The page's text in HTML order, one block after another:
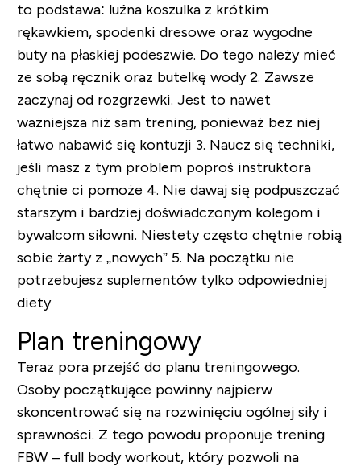
to podstawa: luźna koszulka z krótkim
rękawkiem, spodenki dresowe oraz wygodne
buty na płaskiej podeszwie. Do tego należy mieć
ze sobą ręcznik oraz butelkę wody2. Zawsze
zaczynaj od rozgrzewki. Jest to nawet
ważniejsza niż sam trening, ponieważ bez niej
łatwo nabawić się kontuzji 3. Naucz się techniki,
jeśli masz z tym problem poproś instruktora
chętnie ci pomoże 4. Nie dawaj się podpuszczać
starszym i bardziej doświadczonym kolegom i
bywalcom siłowni. Niestety często chętnie robią
sobie żarty z „nowych”5. Na początku nie
potrzebujesz suplementów tylko odpowiedniej
diety
Plan treningowy
Teraz pora przejść do planu treningowego.
Osoby początkujące powinny najpierw
skoncentrować się na rozwinięciu ogólnej siły i
sprawności. Z tego powodu proponuje trening
FBW – full body workout, który pozwoli na